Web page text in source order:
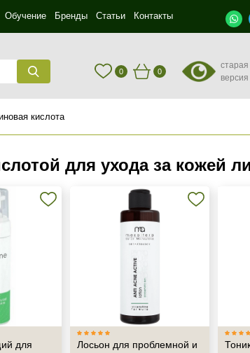
Обучение Бренды Статьи Контакты
0 0
старая
версия
кислота
для ухода за кожей
для
Лосьон для проблемной и